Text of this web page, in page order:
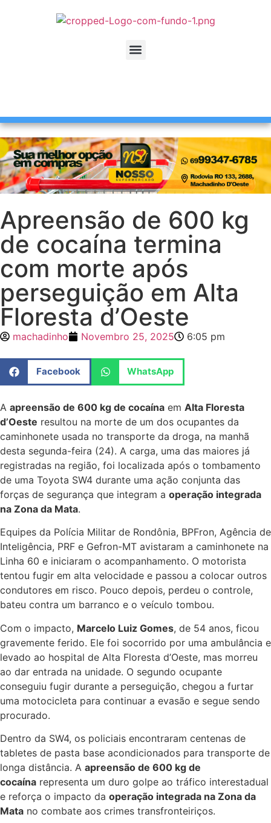
Apreensão de 600 kg
de cocaína termina
com morte após
perseguição em Alta
Floresta d’Oeste
machadinho Novembro 25, 2025 6:05 pm
Facebook WhatsApp
A apreensão de 600 kg de cocaína em Alta Floresta
d’Oeste resultou na morte de um dos ocupantes da
caminhonete usada no transporte da droga, na manhã
desta segunda-feira (24). A carga, uma das maiores já
registradas na região, foi localizada após o tombamento
de uma Toyota SW4 durante uma ação conjunta das
forças de segurança que integram a operação integrada
na Zona da Mata.
Equipes da Polícia Militar de Rondônia, BPFron, Agência de
Inteligência, PRF e Gefron-MT avistaram a caminhonete na
Linha 60 e iniciaram o acompanhamento. O motorista
tentou fugir em alta velocidade e passou a colocar outros
condutores em risco. Pouco depois, perdeu o controle,
bateu contra um barranco e o veículo tombou.
Com o impacto, Marcelo Luiz Gomes, de 54 anos, ficou
gravemente ferido. Ele foi socorrido por uma ambulância e
levado ao hospital de Alta Floresta d’Oeste, mas morreu
ao dar entrada na unidade. O segundo ocupante
conseguiu fugir durante a perseguição, chegou a furtar
uma motocicleta para continuar a evasão e segue sendo
procurado.
Dentro da SW4, os policiais encontraram centenas de
tabletes de pasta base acondicionados para transporte de
longa distância. A apreensão de 600 kg de
cocaína representa um duro golpe ao tráfico interestadual
e reforça o impacto da operação integrada na Zona da
Mata no combate aos crimes transfronteiriços.